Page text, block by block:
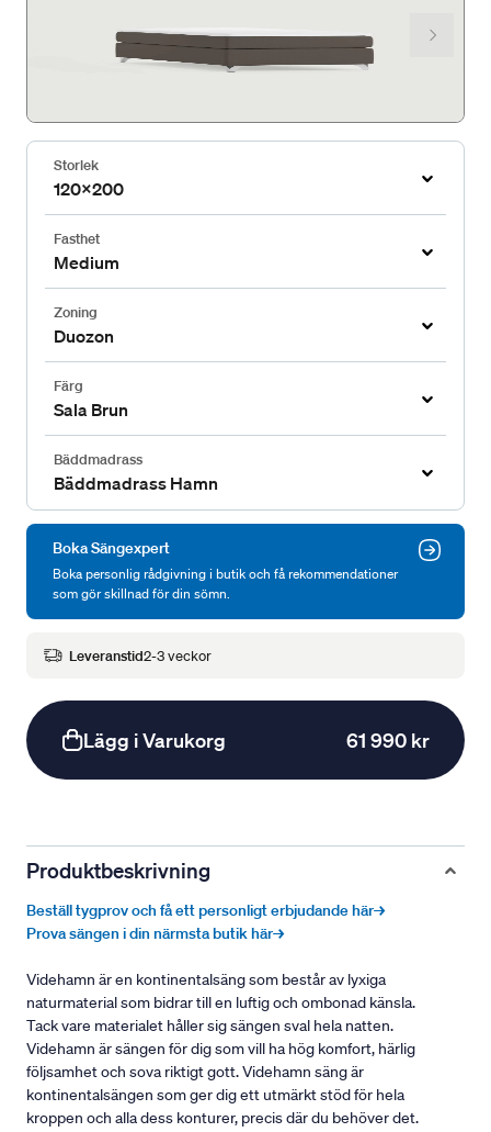
Storlek
120x200
Fasthet
Medium
Zoning
Duozon
Färg
Sala Brun
Bäddmadrass
Bäddmadrass Hamn
Boka Sängexpert
Boka personlig rådgivning i butik och få rekommendationer
som gör skillnad för din sömn.
Leveranstid2-3 veckor
Lägg i Varukorg 61 990 kr
Produktbeskrivning
Beställ tygprov och få ett personligt erbjudande här→
Prova sängen i din närmsta butik här→
Videhamn är en kontinentalsäng som består av lyxiga
naturmaterial som bidrar till en luftig och ombonad känsla.
Tack vare materialet håller sig sängen sval hela natten.
Videhamn är sängen för dig som vill ha hög komfort, härlig
följsamhet och sova riktigt gott. Videhamn säng är
kontinentalsängen som ger dig ett utmärkt stöd för hela
kroppen och alla dess konturer, precis där du behöver det.